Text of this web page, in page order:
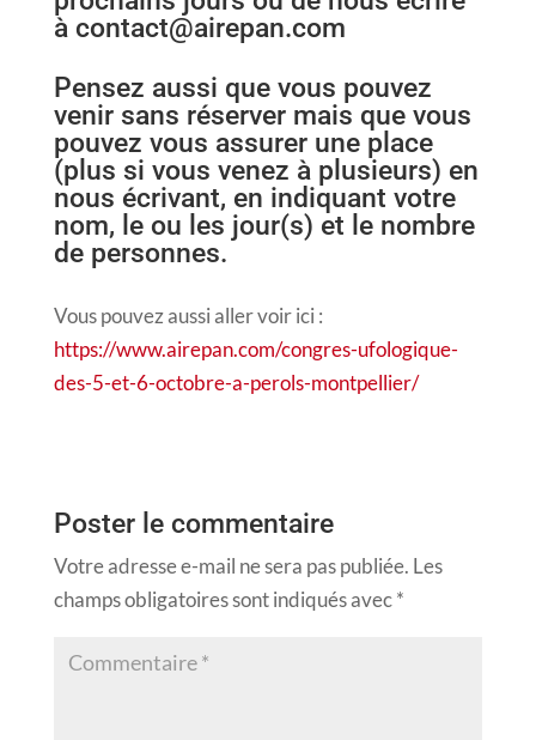
à contact@airepan.com
Pensez aussi que vous pouvez
venir sans réserver mais que vous
pouvez vous assurer une place
(plus si vous venez à plusieurs) en
nous écrivant, en indiquant votre
nom, le ou les jour(s) et le nombre
de personnes.
Vous pouvez aussi aller voir ici :
https://www.airepan.com/congres-ufologique-
des-5-et-6-octobre-a-perols-montpellier/
Poster le commentaire
Votre adresse e-mail ne sera pas publiée. Les
champs obligatoires sont indiqués avec*